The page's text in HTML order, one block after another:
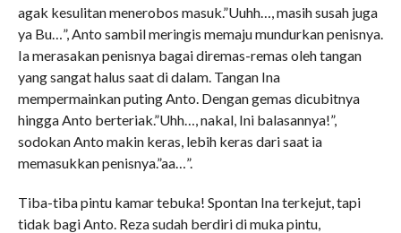
agak kesulitan menerobos masuk.”Uuhh…, masih susah juga
ya Bu…”, Anto sambil meringis memaju mundurkan penisnya.
Ia merasakan penisnya bagai diremas-remas oleh tangan
yang sangat halus saat di dalam. Tangan Ina
mempermainkan puting Anto. Dengan gemas dicubitnya
hingga Anto berteriak.”Uhh…, nakal, Ini balasannya!”,
sodokan Anto makin keras, lebih keras dari saat ia
memasukkan penisnya.”aa…”.
Tiba-tiba pintu kamar tebuka! Spontan Ina terkejut, tapi
tidak bagi Anto. Reza sudah berdiri di muka pintu,